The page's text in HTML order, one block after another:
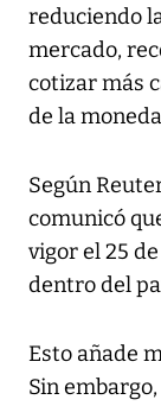
reduciendo
mercado,
cotizar más
de la
Según
comunicó
vigor el 25
dentro del
Esto añade
Sin